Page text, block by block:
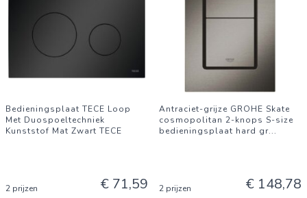
Bedieningsplaat TECE Loop
Met Duospoeltechniek
Kunststof Mat Zwart TECE
2 prijzen € 71,59
Antraciet-grijze GROHE Skate
cosmopolitan 2-knops S-size
bedieningsplaat hard gr...
2 prijzen € 148,78